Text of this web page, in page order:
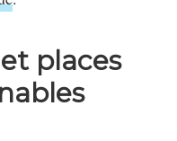
places